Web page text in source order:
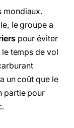
mondiaux.
le groupe a
pour éviter
temps de vol
un coût que le
partie pour